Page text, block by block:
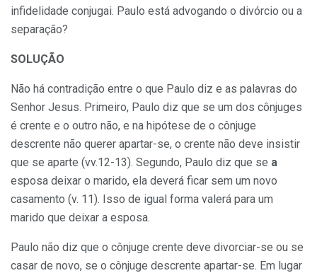
infidelidade conjugai. Paulo está advogando o divórcio ou a
separação?
SOLUÇÃO
Não há contradição entre o que Paulo diz e as palavras do
Senhor Jesus. Primeiro, Paulo diz que se um dos cônjuges
é crente e o outro não, e na hipótese de o cônjuge
descrente não querer apartar-se, o crente não deve insistir
que se aparte (vv.12-13). Segundo, Paulo diz que se a
esposa deixar o marido, ela deverá ficar sem um novo
casamento (v. 11). Isso de igual forma valerá para um
marido que deixar a esposa.
Paulo não diz que o cônjuge crente deve divorciar-se ou se
casar de novo, se o cônjuge descrente apartar-se. Em lugar